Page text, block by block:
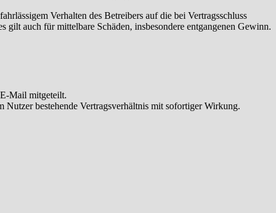
Verhalten des Betreibers auf die bei Vertragsschluss
auch für mittelbare Schäden, insbesondere entgangenen Gewinn.
Mail mitgeteilt.
bestehende Vertragsverhältnis mit sofortiger Wirkung.